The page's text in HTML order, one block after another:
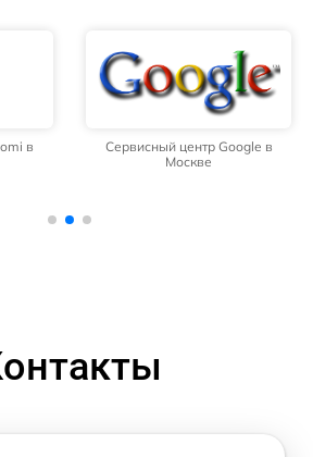
в
Сервисный центр Google в
Москве